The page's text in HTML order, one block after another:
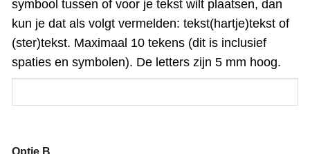
symbool tussen of voor je tekst wilt plaatsen, dan
kun je dat als volgt vermelden: tekst(hartje)tekst of
(ster)tekst. Maximaal 10 tekens (dit is inclusief
spaties en symbolen). De letters zijn 5 mm hoog.
Optie B